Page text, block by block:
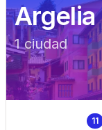
Argelia
1ciudad
11